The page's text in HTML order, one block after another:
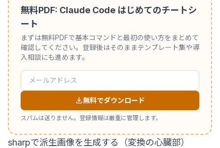
無料PDF: Claude Code はじめてのチートシ
ート
まずは無料PDFで基本コマンドと最初の使い方をまとめて
確認してください。登録後はそのままテンプレート集や導
入相談にも進めます。
無料でダウンロード
スパムは送りません。登録情報は厳重に管理します。
sharpで派生画像を生成する（変換の心臓部）